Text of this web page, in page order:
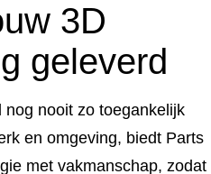
3D
geleverd
nooit zo toegankelijk
en omgeving, biedt Parts
met vakmanschap, zodat